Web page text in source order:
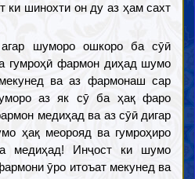
ки шинохти он ду аз ҳам сахт
шуморо ошкоро ба сӯӣ
гумроҳӣ фармон диҳад шумо
ва аз фармонаш сар
аз як сӯ ба ҳақ фаро
медиҳад ва аз сӯӣ дигар
ҳақ меорояд ва гумроҳиро
медиҳад! Инҷост ки шумо
ӯро итоъат мекунед ва